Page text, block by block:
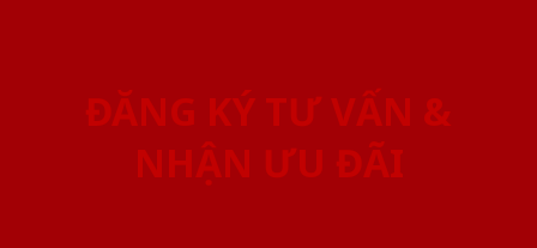
ĐĂNG KÝ TƯ VẤN &
NHẬN ƯU ĐÃI